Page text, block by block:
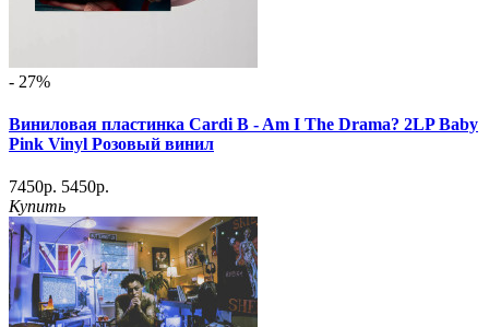
- 27%
Виниловая пластинка Cardi B - Am I The Drama? 2LP Baby
Pink Vinyl Розовый винил
7450р. 5450р.
Купить